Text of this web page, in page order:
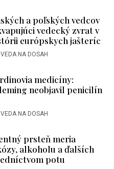
a poľských vedcov
vedecký zvrat v
európskych jašteríc
VEDA NA DOSAH
medicíny:
neobjavil penicilín
VEDA NA DOSAH
prsteň meria
alkoholu a ďalších
potu